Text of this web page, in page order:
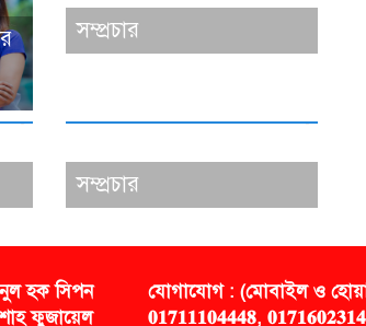
সম্প্রচার
সম্প্রচার
হক সিপন
শাহ ফুজায়েল
যোগাযোগ : (মোবাইল ও
𝟎𝟏𝟕𝟏𝟏𝟏𝟎𝟒𝟒𝟒𝟖,